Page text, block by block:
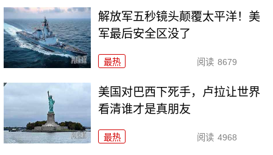
解放军五秒镜头颠覆太平洋！美
军最后安全区没了
最热 阅读 8679
美国对巴西下死手，卢拉让世界
看清谁才是真朋友
最热 阅读 4968